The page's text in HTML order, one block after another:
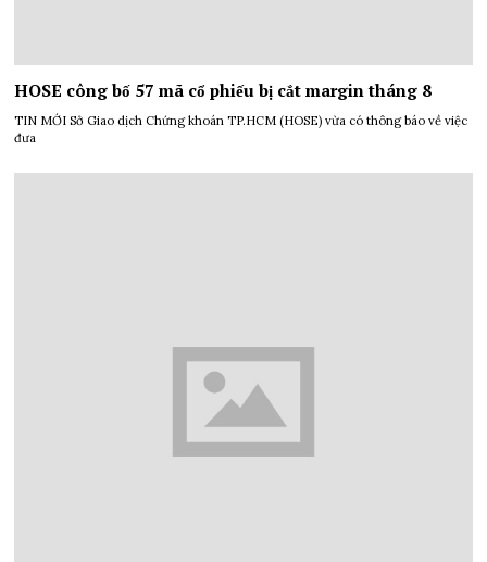
HOSE công bố 57 mã cổ phiếu bị cắt margin tháng 8
TIN MỚI Sở Giao dịch Chứng khoán TP.HCM (HOSE) vừa có thông báo về việc
đưa